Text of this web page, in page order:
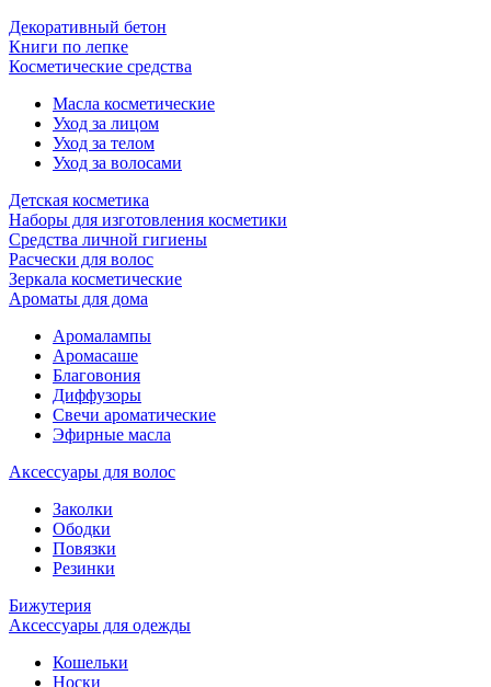
Декоративный бетон
Книги по лепке
Косметические средства
Масла косметические
Уход за лицом
Уход за телом
Уход за волосами
Детская косметика
Наборы для изготовления косметики
Средства личной гигиены
Расчески для волос
Зеркала косметические
Ароматы для дома
Аромалампы
Аромасаше
Благовония
Диффузоры
Свечи ароматические
Эфирные масла
Аксессуары для волос
Заколки
Ободки
Повязки
Резинки
Бижутерия
Аксессуары для одежды
Кошельки
Носки